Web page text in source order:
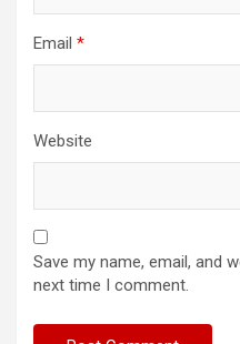
Email *
Website
Save my name, email, and
next time I comment.